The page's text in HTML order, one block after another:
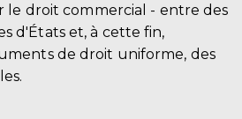
le droit commercial - entre des
d'États et, à cette fin,
de droit uniforme, des